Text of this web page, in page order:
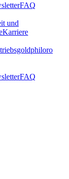
FAQ
und
Karriere
philoro
FAQ